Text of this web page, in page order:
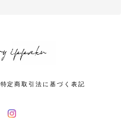
特定商取引法に基づく表記